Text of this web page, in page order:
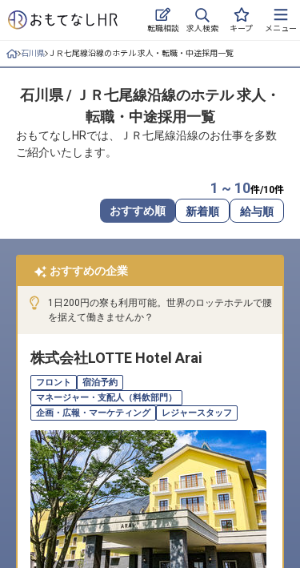
転職相談 求人検索 キープ メニュー
ログイン
求人・施設を探す
キープした求人
おもてなしHRについて
よくある質問
ホテル・宿泊業界情報コラム
無料 転職サポートに申し込む
採用をお考えの企業様へ
石川県 ＪＲ七尾線沿線のホテル 求人・転職・中途採用一覧
石川県 / ＪＲ七尾線沿線のホテル 求人・
転職・中途採用一覧
おもてなしHRでは、ＪＲ七尾線沿線のお仕事を多数
ご紹介いたします。
1 ~ 10件/10件
おすすめ順 新着順 給与順
おすすめの企業
1日200円の寮も利用可能。世界のロッテホテルで腰
を据えて働きませんか？
株式会社LOTTE Hotel Arai
フロント
宿泊予約
マネージャー・支配人（料飲部門）
企画・広報・マーケティング
レジャースタッフ